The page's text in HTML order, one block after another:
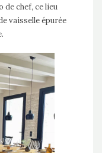
chef, ce lieu
vaisselle épurée